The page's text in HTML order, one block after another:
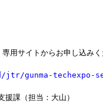
用サイトからお申し込みく
gunma-techexpo-
課（担当：大山）